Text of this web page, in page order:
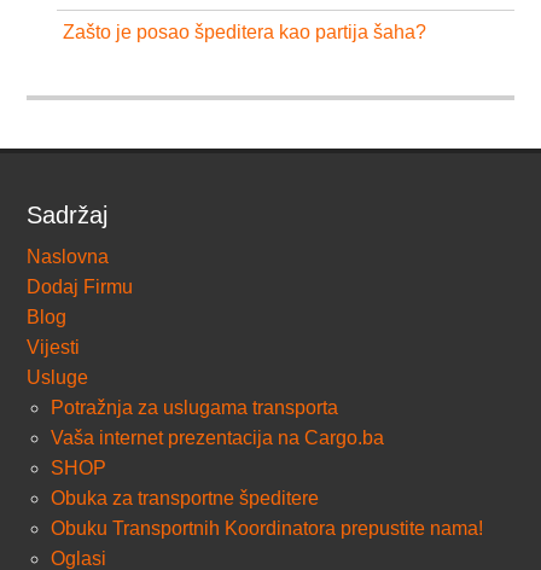
Zašto je posao špeditera kao partija šaha?
Sadržaj
Naslovna
Dodaj Firmu
Blog
Vijesti
Usluge
Potražnja za uslugama transporta
Vaša internet prezentacija na Cargo.ba
SHOP
Obuka za transportne špeditere
Obuku Transportnih Koordinatora prepustite nama!
Oglasi